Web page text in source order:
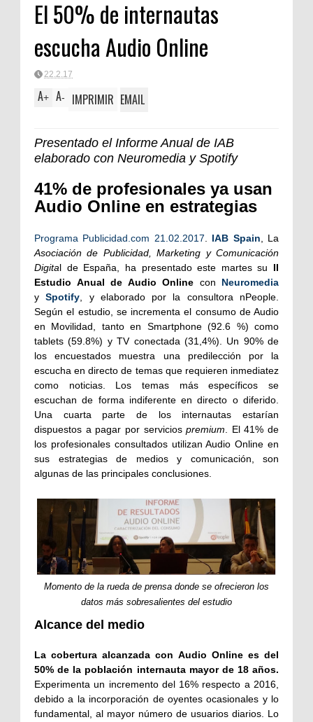
El 50% de internautas
escucha Audio Online
22.2.17
A+ A- IMPRIMIR EMAIL
Presentado el Informe Anual de IAB
elaborado con Neuromedia y Spotify
41% de profesionales ya usan
Audio Online en estrategias
Programa Publicidad.com 21.02.2017. IAB Spain, La
Asociación de Publicidad, Marketing y Comunicación
Digital de España, ha presentado este martes su II
Estudio Anual de Audio Online con Neuromedia
ySpotify, y elaborado por la consultora nPeople.
Según el estudio, se incrementa el consumo de Audio
en Movilidad, tanto en Smartphone (92.6 %) como
tablets (59.8%) y TV conectada (31,4%). Un 90% de
los encuestados muestra una predilección por la
escucha en directo de temas que requieren inmediatez
como noticias. Los temas más específicos se
escuchan de forma indiferente en directo o diferido.
Una cuarta parte de los internautas estarían
dispuestos a pagar por serviciospremium. El 41% de
los profesionales consultados utilizan Audio Online en
sus estrategias de medios y comunicación, son
algunas de las principales conclusiones.
Momento de la rueda de prensa donde se ofrecieron los
datos más sobresalientes del estudio
Alcance del medio
La cobertura alcanzada con Audio Online es del
50% de la población internauta mayor de 18 años.
Experimenta un incremento del 16% respecto a 2016,
debido a la incorporación de oyentes ocasionales y lo
fundamental, al mayor número de usuarios diarios. Lo